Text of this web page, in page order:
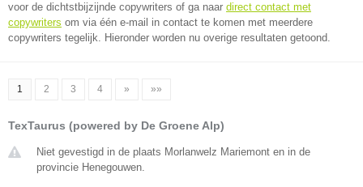
voor de dichtstbijzijnde copywriters of ga naar direct contact met
copywriters om via één e-mail in contact te komen met meerdere
copywriters tegelijk. Hieronder worden nu overige resultaten getoond.
1 2 3 4 » »»
TexTaurus (powered by De Groene Alp)
Niet gevestigd in de plaats Morlanwelz Mariemont en in de
provincie Henegouwen.